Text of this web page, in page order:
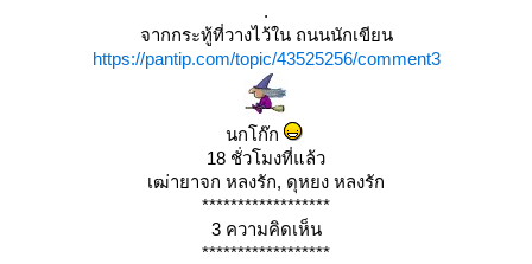
.
จากกระทู้ที่วางไว้ใน ถนนนักเขียน
https://pantip.com/topic/43525256/comment3
นกโก๊ก
18 ชั่วโมงที่แล้ว
เฒ่ายาจก หลงรัก, ดุหยง หลงรัก
******************
3 ความคิดเห็น
******************